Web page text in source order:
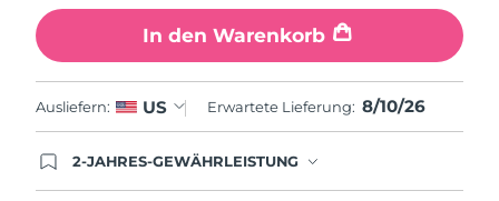
In den Warenkorb
Ausliefern: US Erwartete Lieferung: 8/10/26
2-JAHRES-GEWÄHRLEISTUNG
Schweden Erwartete Lieferung8/9/26
Schweiz 8/9/26
Taiwan Erwartete Lieferung8/14/26
Thailand Erwartete Lieferung